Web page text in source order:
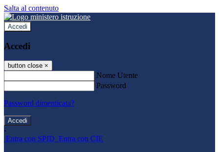
Salta al contenuto
Accedi
Accedi
button close ×
Nome Utente
Password
Password dimenticata?
-
Entra con SPID Entra con CIE